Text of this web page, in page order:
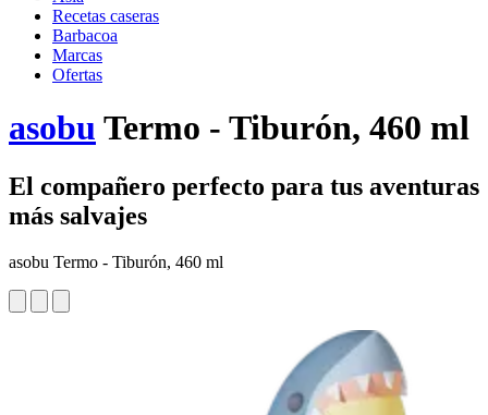
Recetas caseras
Barbacoa
Marcas
Ofertas
asobu Termo - Tiburón, 460 ml
El compañero perfecto para tus aventuras
más salvajes
asobu Termo - Tiburón, 460 ml